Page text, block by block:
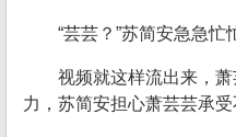
“芸芸？”苏简安急急忙
视频就这样流出来，
力，苏简安担心萧芸芸承受